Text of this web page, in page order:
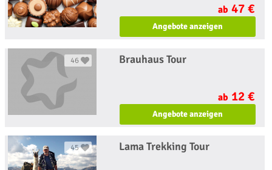
ab 47 €
Angebote anzeigen
46 Brauhaus Tour
ab 12 €
Angebote anzeigen
45 Lama Trekking Tour